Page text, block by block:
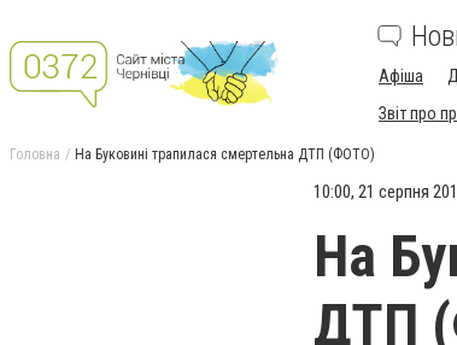
Афіша
Звіт про
Головна На Буковині трапилася смертельна ДТП (ФОТО)
10:00, 21 серпня
На
ДТП